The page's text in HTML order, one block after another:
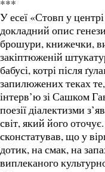
***
У есеї «Стовп у
докладний опис
брошури, книжечки,
закіптюженій
бабусі, котрі після
запилюжених теках
інтерв’ю зі Сашком
поезії діалектизми
світ, який його
сконстатував, що у
дотик, на смак, на
виплеканого